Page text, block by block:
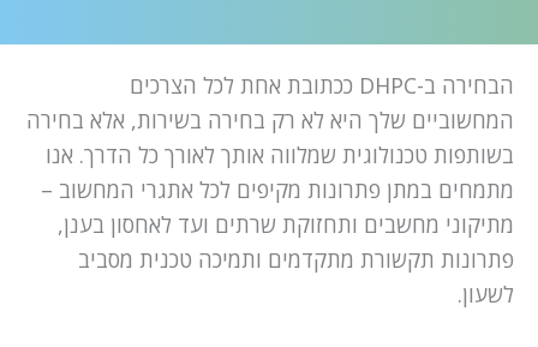
הבחירה ב-DHPC ככתובת אחת לכל הצרכים
המחשוביים שלך היא לא רק בחירה בשירות, אלא בחירה
בשותפות טכנולוגית שמלווה אותך לאורך כל הדרך. אנו
מתמחים במתן פתרונות מקיפים לכל אתגרי המחשוב –
מתיקוני מחשבים ותחזוקת שרתים ועד לאחסון בענן,
פתרונות תקשורת מתקדמים ותמיכה טכנית מסביב
לשעון.